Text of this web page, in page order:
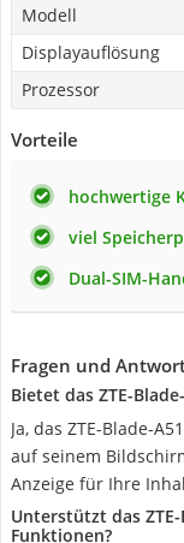
Modell
Displayauflösung
Prozessor
Vorteile
hochwertige
viel
Dual-SIM-
Fragen und
Bietet das ZTE-
Ja, das ZTE-Blade-
auf seinem
Anzeige für Ihre
Unterstützt das
Funktionen?